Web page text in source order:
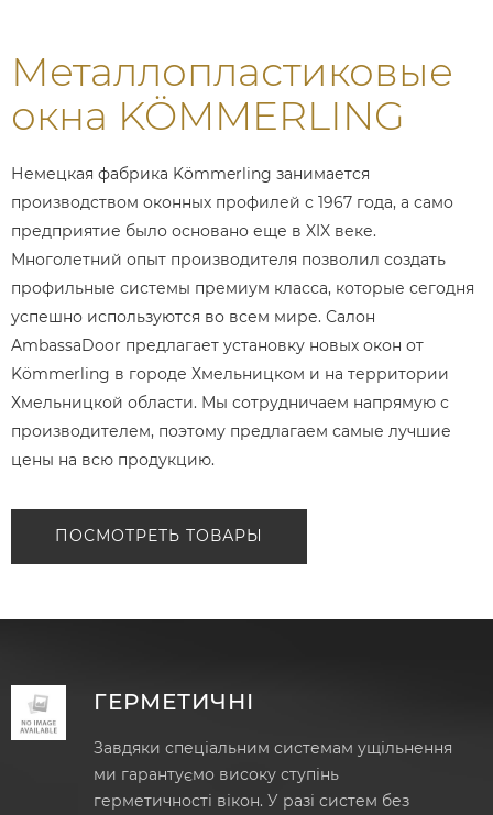
Металлопластиковые
окна KÖMMERLING
Немецкая фабрика Kömmerling занимается
производством оконных профилей с 1967 года, а само
предприятие было основано еще в XIX веке.
Многолетний опыт производителя позволил создать
профильные системы премиум класса, которые сегодня
успешно используются во всем мире. Салон
AmbassaDoor предлагает установку новых окон от
Kömmerling в городе Хмельницком и на территории
Хмельницкой области. Мы сотрудничаем напрямую с
производителем, поэтому предлагаем самые лучшие
цены на всю продукцию.
ПОСМОТРЕТЬ ТОВАРЫ
ГЕРМЕТИЧНІ
Завдяки спеціальним системам ущільнення
ми гарантуємо високу ступінь
герметичності вікон. У разі систем без